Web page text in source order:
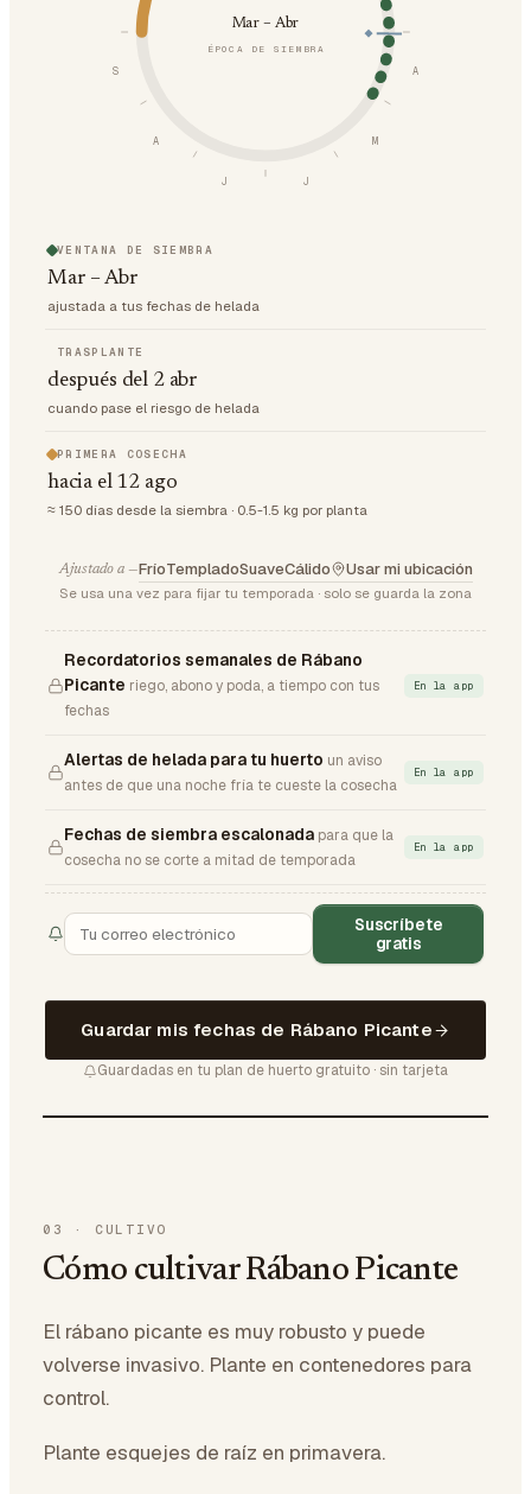
A
M
J
J
A
S
Mar – Abr
ÉPOCA DE SIEMBRA
VENTANA DE SIEMBRA
Mar – Abr
ajustada a tus fechas de helada
TRASPLANTE
después del 2 abr
cuando pase el riesgo de helada
PRIMERA COSECHA
hacia el 12 ago
≈ 150 días desde la siembra · 0.5-1.5 kg por planta
Ajustado a —FríoTempladoSuaveCálido Usar mi ubicación
Se usa una vez para fijar tu temporada · solo se guarda la zona
Recordatorios semanales de Rábano
Picante riego, abono y poda, a tiempo con tus
fechas
En la app
Alertas de helada para tu huerto un aviso
antes de que una noche fría te cueste la cosecha
En la app
Fechas de siembra escalonada para que la
cosecha no se corte a mitad de temporada
En la app
Suscríbete
gratis
Guardar mis fechas de Rábano Picante
Guardadas en tu plan de huerto gratuito · sin tarjeta
03 · CULTIVO
Cómo cultivar Rábano Picante
El rábano picante es muy robusto y puede
volverse invasivo. Plante en contenedores para
control.
Plante esquejes de raíz en primavera.